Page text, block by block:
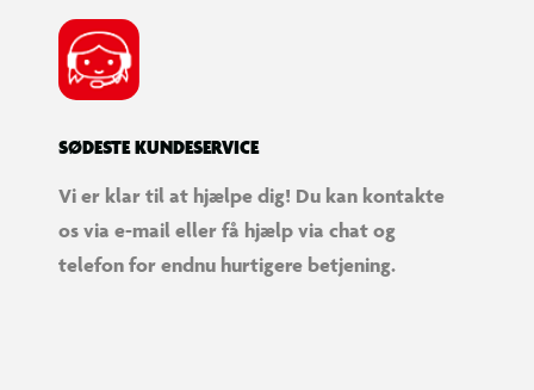
SØDESTE KUNDESERVICE
Vi er klar til at hjælpe dig! Du kan kontakte
os via e-mail eller få hjælp via chat og
telefon for endnu hurtigere betjening.